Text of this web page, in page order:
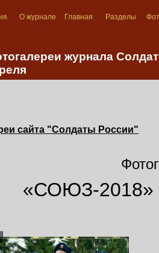
О журнале Главная Разделы
журнала
сайта "Солдаты России"
«СОЮЗ-2018»